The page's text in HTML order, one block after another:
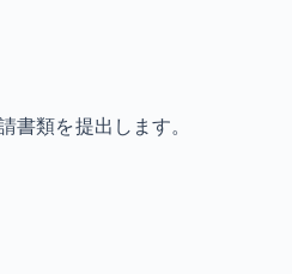
書類を提出します。